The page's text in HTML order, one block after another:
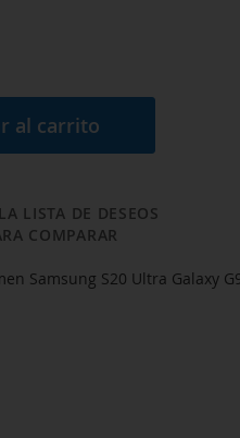
al carrito
LISTA DE DESEOS
COMPARAR
Samsung S20 Ultra Galaxy